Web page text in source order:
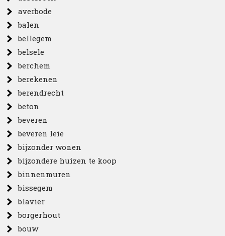
averbode
balen
bellegem
belsele
berchem
berekenen
berendrecht
beton
beveren
beveren leie
bijzonder wonen
bijzondere huizen te koop
binnenmuren
bissegem
blavier
borgerhout
bouw